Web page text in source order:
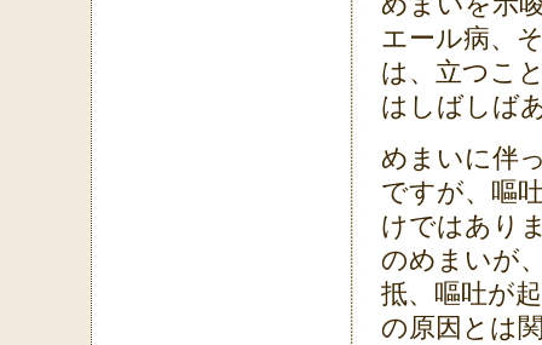
エール病、
は、立つこ
はしばしば
めまいに伴
ですが、嘔
けではあり
のめまいが
抵、嘔吐が
の原因とは